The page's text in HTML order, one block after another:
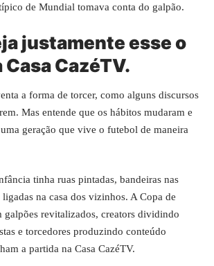
de Mundial tomava conta do galpão.
justamente esse o
CazéTV.
a forma de torcer, como alguns discursos
Mas entende que os hábitos mudaram e
geração que vive o futebol de maneira
tinha ruas pintadas, bandeiras nas
na casa dos vizinhos. A Copa de
galpões revitalizados, creators dividindo
e torcedores produzindo conteúdo
a partida na Casa CazéTV.